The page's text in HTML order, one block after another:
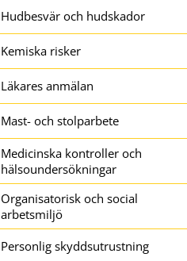
Hudbesvär och hudskador
Kemiska risker
Läkares anmälan
Mast- och stolparbete
Medicinska kontroller och
hälsoundersökningar
Organisatorisk och social
arbetsmiljö
Personlig skyddsutrustning